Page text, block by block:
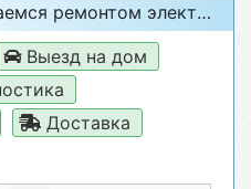
электроники и бытовой техники
Выезд на дом
Доставка